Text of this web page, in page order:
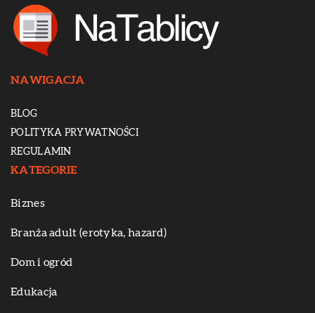
NAWIGACJA
BLOG
POLITYKA PRYWATNOŚCI
REGULAMIN
KATEGORIE
Biznes
Branża adult (erotyka, hazard)
Dom i ogród
Edukacja